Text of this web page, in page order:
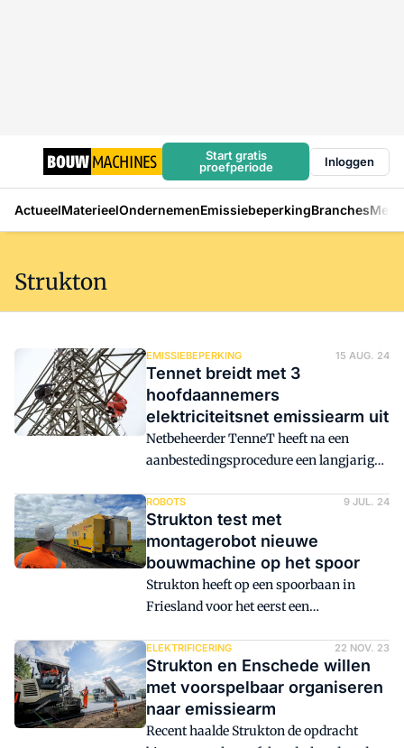
Start gratis
proefperiode
Inloggen
ActueelMaterieelOndernemenEmissiebeperkingBranches
Strukton
EMISSIEBEPERKING 15 AUG. 24
Tennet breidt met 3
hoofdaannemers
elektriciteitsnet emissiearm uit
Netbeheerder TenneT heeft na een
aanbestedingsprocedure een langjarig
Nederland, Strukton Wegen & Beton en
VolkerWessels Hoogspanning Civiel, een
combinatie tussen KWS en Van Hattum
& Blankevoort. Afspraak is om
machines alleen emissiearm te laten
draaien.
ROBOTS 9 JUL. 24
Strukton test met
montagerobot nieuwe
bouwmachine op het spoor
Strukton heeft op een spoorbaan in
Friesland voor het eerst een
houtje fysiek zwaar werk uitvoert.
ELEKTRIFICERING 22 NOV. 23
Strukton en Enschede willen
met voorspelbaar organiseren
naar emissiearm
Recent haalde Strukton de opdracht